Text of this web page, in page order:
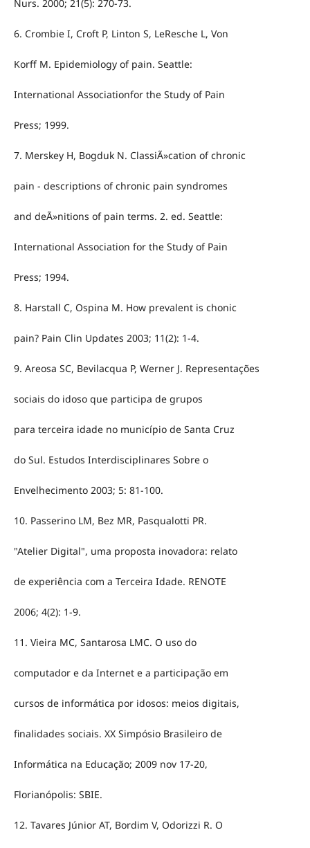
Nurs. 2000; 21(5): 270-73.
6. Crombie I, Croft P, Linton S, LeResche L, Von
Korff M. Epidemiology of pain. Seattle:
International Associationfor the Study of Pain
Press; 1999.
7. Merskey H, Bogduk N. ClassiÃ»cation of chronic
pain - descriptions of chronic pain syndromes
and deÃ»nitions of pain terms. 2. ed. Seattle:
International Association for the Study of Pain
Press; 1994.
8. Harstall C, Ospina M. How prevalent is chonic
pain? Pain Clin Updates 2003; 11(2): 1-4.
9. Areosa SC, Bevilacqua P, Werner J. Representações
sociais do idoso que participa de grupos
para terceira idade no município de Santa Cruz
do Sul. Estudos Interdisciplinares Sobre o
Envelhecimento 2003; 5: 81-100.
10. Passerino LM, Bez MR, Pasqualotti PR.
"Atelier Digital", uma proposta inovadora: relato
de experiência com a Terceira Idade. RENOTE
2006; 4(2): 1-9.
11. Vieira MC, Santarosa LMC. O uso do
computador e da Internet e a participação em
cursos de informática por idosos: meios digitais,
finalidades sociais. XX Simpósio Brasileiro de
Informática na Educação; 2009 nov 17-20,
Florianópolis: SBIE.
12. Tavares Júnior AT, Bordim V, Odorizzi R. O